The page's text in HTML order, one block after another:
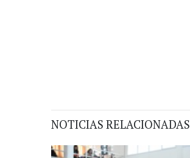
NOTICIAS RELACIONADAS